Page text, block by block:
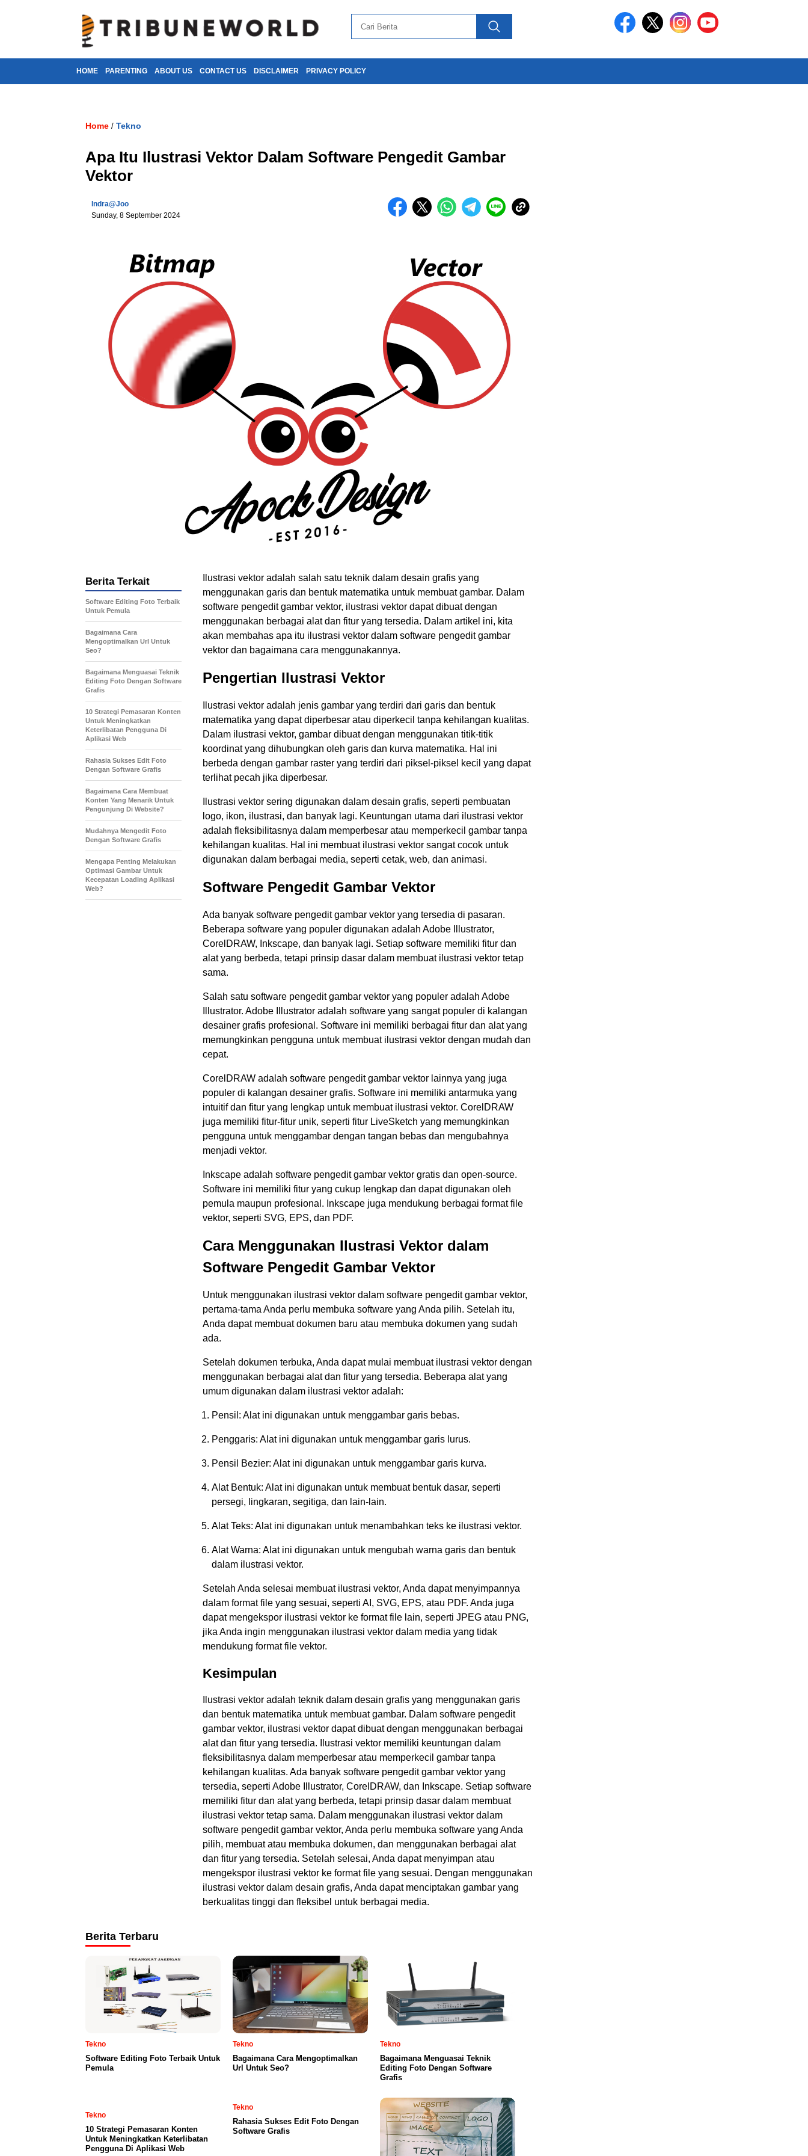
HOME PARENTING ABOUT US CONTACT US DISCLAIMER PRIVACY POLICY
Home / Tekno
Apa Itu Ilustrasi Vektor Dalam Software Pengedit Gambar
Vektor
Indra@joo
Sunday, 8 September 2024
Ilustrasi vektor adalah salah satu teknik dalam desain grafis yang
menggunakan garis dan bentuk matematika untuk membuat gambar. Dalam
software pengedit gambar vektor, ilustrasi vektor dapat dibuat dengan
menggunakan berbagai alat dan fitur yang tersedia. Dalam artikel ini, kita
akan membahas apa itu ilustrasi vektor dalam software pengedit gambar
vektor dan bagaimana cara menggunakannya.
Pengertian Ilustrasi Vektor
Ilustrasi vektor adalah jenis gambar yang terdiri dari garis dan bentuk
matematika yang dapat diperbesar atau diperkecil tanpa kehilangan kualitas.
Dalam ilustrasi vektor, gambar dibuat dengan menggunakan titik-titik
koordinat yang dihubungkan oleh garis dan kurva matematika. Hal ini
berbeda dengan gambar raster yang terdiri dari piksel-piksel kecil yang dapat
terlihat pecah jika diperbesar.
Ilustrasi vektor sering digunakan dalam desain grafis, seperti pembuatan
logo, ikon, ilustrasi, dan banyak lagi. Keuntungan utama dari ilustrasi vektor
adalah fleksibilitasnya dalam memperbesar atau memperkecil gambar tanpa
kehilangan kualitas. Hal ini membuat ilustrasi vektor sangat cocok untuk
digunakan dalam berbagai media, seperti cetak, web, dan animasi.
Software Pengedit Gambar Vektor
Ada banyak software pengedit gambar vektor yang tersedia di pasaran.
Beberapa software yang populer digunakan adalah Adobe Illustrator,
CorelDRAW, Inkscape, dan banyak lagi. Setiap software memiliki fitur dan
alat yang berbeda, tetapi prinsip dasar dalam membuat ilustrasi vektor tetap
sama.
Salah satu software pengedit gambar vektor yang populer adalah Adobe
Illustrator. Adobe Illustrator adalah software yang sangat populer di kalangan
desainer grafis profesional. Software ini memiliki berbagai fitur dan alat yang
memungkinkan pengguna untuk membuat ilustrasi vektor dengan mudah dan
cepat.
CorelDRAW adalah software pengedit gambar vektor lainnya yang juga
populer di kalangan desainer grafis. Software ini memiliki antarmuka yang
intuitif dan fitur yang lengkap untuk membuat ilustrasi vektor. CorelDRAW
juga memiliki fitur-fitur unik, seperti fitur LiveSketch yang memungkinkan
pengguna untuk menggambar dengan tangan bebas dan mengubahnya
menjadi vektor.
Inkscape adalah software pengedit gambar vektor gratis dan open-source.
Software ini memiliki fitur yang cukup lengkap dan dapat digunakan oleh
pemula maupun profesional. Inkscape juga mendukung berbagai format file
vektor, seperti SVG, EPS, dan PDF.
Cara Menggunakan Ilustrasi Vektor dalam
Software Pengedit Gambar Vektor
Untuk menggunakan ilustrasi vektor dalam software pengedit gambar vektor,
pertama-tama Anda perlu membuka software yang Anda pilih. Setelah itu,
Anda dapat membuat dokumen baru atau membuka dokumen yang sudah
ada.
Setelah dokumen terbuka, Anda dapat mulai membuat ilustrasi vektor dengan
menggunakan berbagai alat dan fitur yang tersedia. Beberapa alat yang
umum digunakan dalam ilustrasi vektor adalah:
Pensil: Alat ini digunakan untuk menggambar garis bebas.
Penggaris: Alat ini digunakan untuk menggambar garis lurus.
Pensil Bezier: Alat ini digunakan untuk menggambar garis kurva.
Alat Bentuk: Alat ini digunakan untuk membuat bentuk dasar, seperti
persegi, lingkaran, segitiga, dan lain-lain.
Alat Teks: Alat ini digunakan untuk menambahkan teks ke ilustrasi vektor.
Alat Warna: Alat ini digunakan untuk mengubah warna garis dan bentuk
dalam ilustrasi vektor.
Setelah Anda selesai membuat ilustrasi vektor, Anda dapat menyimpannya
dalam format file yang sesuai, seperti AI, SVG, EPS, atau PDF. Anda juga
dapat mengekspor ilustrasi vektor ke format file lain, seperti JPEG atau PNG,
jika Anda ingin menggunakan ilustrasi vektor dalam media yang tidak
mendukung format file vektor.
Kesimpulan
Ilustrasi vektor adalah teknik dalam desain grafis yang menggunakan garis
dan bentuk matematika untuk membuat gambar. Dalam software pengedit
gambar vektor, ilustrasi vektor dapat dibuat dengan menggunakan berbagai
alat dan fitur yang tersedia. Ilustrasi vektor memiliki keuntungan dalam
fleksibilitasnya dalam memperbesar atau memperkecil gambar tanpa
kehilangan kualitas. Ada banyak software pengedit gambar vektor yang
tersedia, seperti Adobe Illustrator, CorelDRAW, dan Inkscape. Setiap software
memiliki fitur dan alat yang berbeda, tetapi prinsip dasar dalam membuat
ilustrasi vektor tetap sama. Dalam menggunakan ilustrasi vektor dalam
software pengedit gambar vektor, Anda perlu membuka software yang Anda
pilih, membuat atau membuka dokumen, dan menggunakan berbagai alat
dan fitur yang tersedia. Setelah selesai, Anda dapat menyimpan atau
mengekspor ilustrasi vektor ke format file yang sesuai. Dengan menggunakan
ilustrasi vektor dalam desain grafis, Anda dapat menciptakan gambar yang
berkualitas tinggi dan fleksibel untuk berbagai media.
Berita Terkait
Software Editing Foto Terbaik
Untuk Pemula
Bagaimana Cara
Mengoptimalkan Url Untuk
Seo?
Bagaimana Menguasai Teknik
Editing Foto Dengan Software
Grafis
10 Strategi Pemasaran Konten
Untuk Meningkatkan
Keterlibatan Pengguna Di
Aplikasi Web
Rahasia Sukses Edit Foto
Dengan Software Grafis
Bagaimana Cara Membuat
Konten Yang Menarik Untuk
Pengunjung Di Website?
Mudahnya Mengedit Foto
Dengan Software Grafis
Mengapa Penting Melakukan
Optimasi Gambar Untuk
Kecepatan Loading Aplikasi
Web?
Berita Terbaru
Tekno
Software Editing Foto Terbaik Untuk
Pemula
Tekno
Bagaimana Cara Mengoptimalkan
Url Untuk Seo?
Tekno
Bagaimana Menguasai Teknik
Editing Foto Dengan Software
Grafis
Tekno
10 Strategi Pemasaran Konten
Untuk Meningkatkan Keterlibatan
Pengguna Di Aplikasi Web
Tekno
Rahasia Sukses Edit Foto Dengan
Software Grafis